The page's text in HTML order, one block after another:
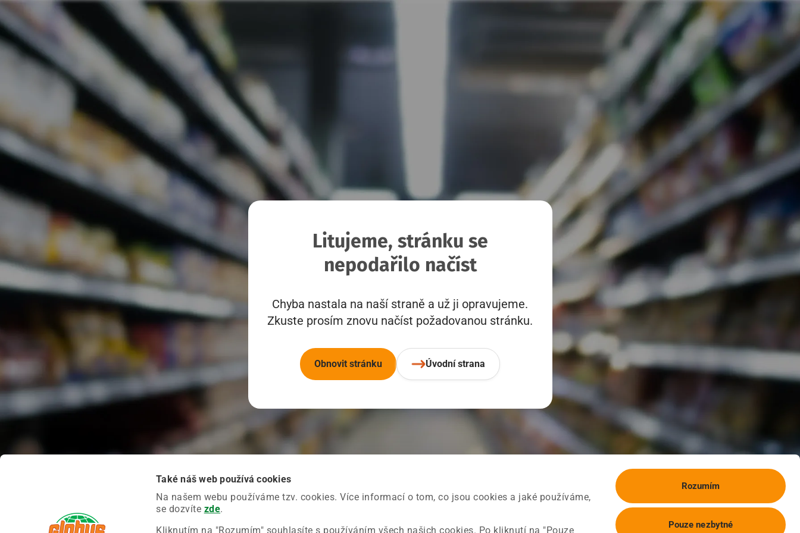
Také náš web používá cookies
Na našem webu používáme tzv. cookies. Více informací o tom, co jsou cookies a jaké používáme,
se dozvíte zde.
Kliknutím na "Rozumím" souhlasíte s používáním všech našich cookies. Po kliknutí na "Pouze
Rozumím
Pouze nezbytné
Litujeme, stránku se
nepodařilo načíst
Chyba nastala na naší straně a už ji opravujeme.
Zkuste prosím znovu načíst požadovanou stránku.
Obnovit stránku Úvodní strana